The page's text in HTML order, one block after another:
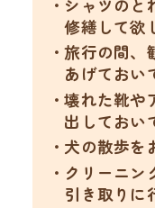
シャツのと
修繕して欲
旅行の間、
あげておい
壊れた靴や
出しておい
犬の散歩を
クリーニン
引き取りに